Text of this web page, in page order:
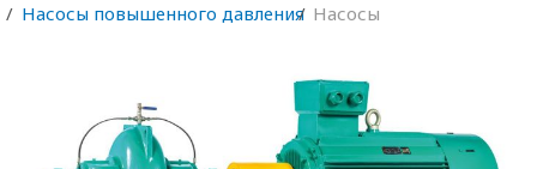
Насосы повышенного давления Насосы